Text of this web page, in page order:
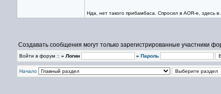
Нда, нет такого прибамбаса. Спросил в AOR-е, здесь
Создавать сообщения могут только зарегистрированные участники
Войти в форум :: » Логин » Пароль
Начало